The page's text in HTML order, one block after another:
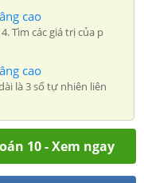
cao
Tìm các giá trị của p
cao
là 3 số tự nhiên liên
10 - Xem ngay